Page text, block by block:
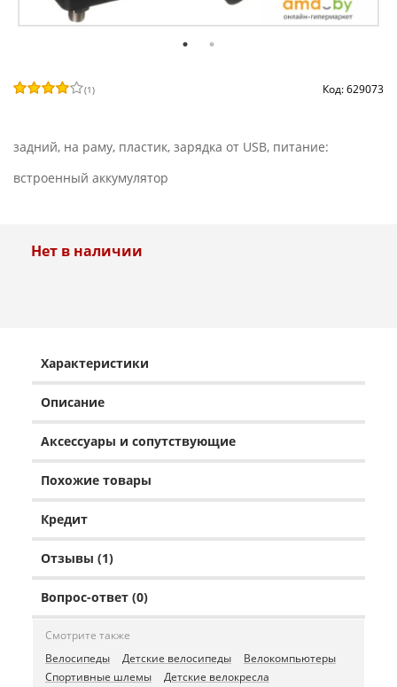
(1) Код: 629073
задний, на раму, пластик, зарядка от USB, питание:
встроенный аккумулятор
Нет в наличии
Характеристики
Описание
Аксессуары и сопутствующие
Похожие товары
Кредит
Отзывы (1)
Вопрос-ответ (0)
Смотрите также
Велосипеды
Детские велосипеды
Велокомпьютеры
Спортивные шлемы
Детские велокресла